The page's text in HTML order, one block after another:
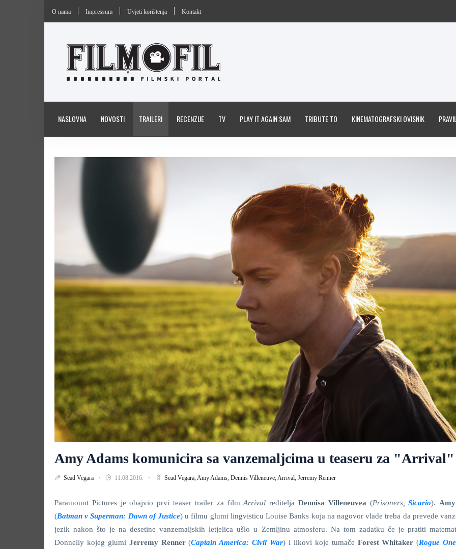
O nama Impressum Uvjeti korištenja Kontakt
NASLOVNA NOVOSTI TRAILERI RECENZIJE TV PLAY IT AGAIN SAM TRIBUTE TO KINEMATOGRAFSKI OVISNIK
Amy Adams komunicira sa vanzemaljcima u teaseru za "Arrival"
Sead Vegara 11.08.2016. Sead Vegara, Amy Adams, Dennis Villeneuve, Arrival, Jerremy Renner
Paramount Pictures je obajvio prvi teaser trailer za filmArrivalreditelja Dennisa Villeneuvea (Prisoners,Sicario).
(Batman v Superman: Dawn of Justice) u filmu glumi lingvisticu Louise Banks koja na nagovor vlade treba da prevede
jezik nakon što je na desetine vanzemaljskih letjelica ušlo u Zemljinu atmosferu. Na tom zadatku će je pratiti
Donnelly kojeg glumi Jerremy Renner(Captain America: Civil War) i likovi koje tumače Forest Whitaker (Rogue